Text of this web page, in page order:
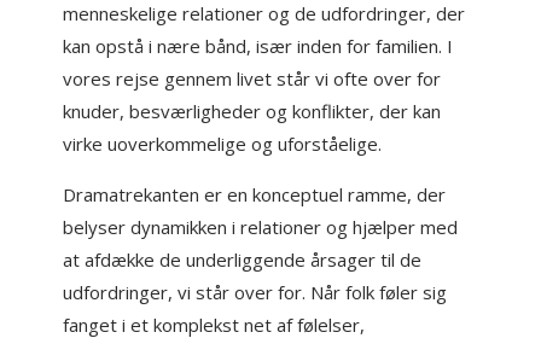
menneskelige relationer og de udfordringer, der
kan opstå i nære bånd, især inden for familien. I
vores rejse gennem livet står vi ofte over for
knuder, besværligheder og konflikter, der kan
virke uoverkommelige og uforståelige.
Dramatrekanten er en konceptuel ramme, der
belyser dynamikken i relationer og hjælper med
at afdække de underliggende årsager til de
udfordringer, vi står over for. Når folk føler sig
fanget i et komplekst net af følelser,